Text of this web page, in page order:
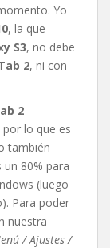
Yo
, la que
S3, no debe
2, ni con
2
lo que es
también
80% para
(luego
Para poder
nuestra
/ Ajustes /